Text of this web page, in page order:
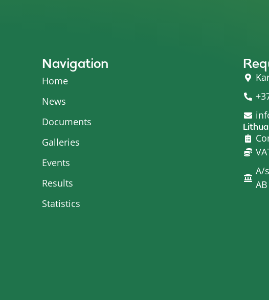
Navigation
Home
News
Documents
Galleries
Events
Results
Statistics
A/
AB